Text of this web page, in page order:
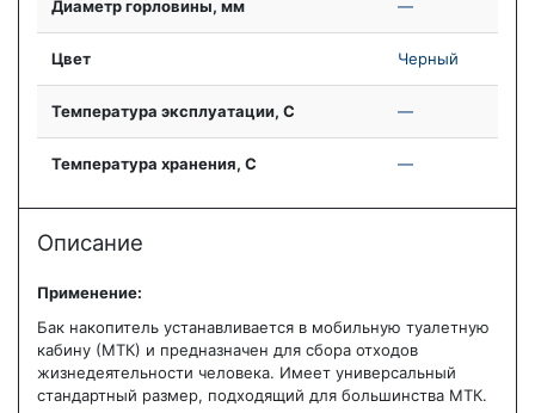
Диаметр горловины, мм —
Цвет Черный
Температура эксплуатации, С —
Температура хранения, С —
Описание
Применение:
Бак накопитель устанавливается в мобильную туалетную
кабину (МТК) и предназначен для сбора отходов
жизнедеятельности человека. Имеет универсальный
стандартный размер, подходящий для большинства МТК.